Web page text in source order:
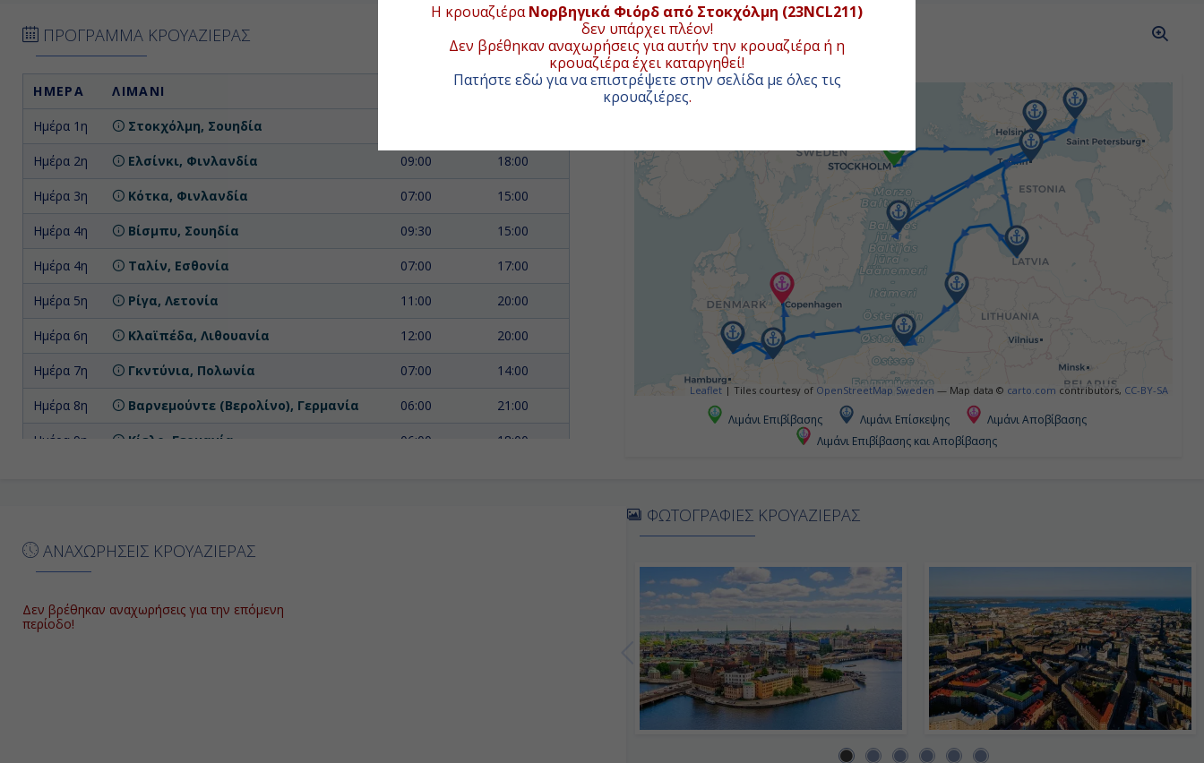
Η κρουαζιέραΝορβηγικά Φιόρδ από Στοκχόλμη (23NCL211)
δεν υπάρχει πλέον!
Δεν βρέθηκαν αναχωρήσεις για αυτήν την κρουαζιέρα ή η
κρουαζιέρα έχει καταργηθεί!
Πατήστε εδώ για να επιστρέψετε στην σελίδα με όλες τις
κρουαζιέρες.
ΠΡΟΓΡΑΜΜΑ ΚΡΟΥΑΖΙΕΡΑΣ
ΗΜΕΡΑ ΛΙΜΑΝΙ ΑΝΑΧΩΡΗΣΗ
Ημέρα 1η Στοκχόλμη, Σουηδία
Ημέρα 2η Ελσίνκι, Φινλανδία 09:00 18:00
Ημέρα 3η Κότκα, Φινλανδία 07:00 15:00
Ημέρα 4η Βίσμπυ, Σουηδία 09:30 15:00
Ημέρα 4η Ταλίν, Εσθονία 07:00 17:00
Ημέρα 5η Ρίγα, Λετονία 11:00 20:00
Ημέρα 6η Κλαϊπέδα, Λιθουανία 12:00 20:00
Ημέρα 7η Γκντύνια, Πολωνία 07:00 14:00
Ημέρα 8η Βαρνεμούντε (Βερολίνο), Γερμανία 06:00 21:00
Ημέρα 9η Κίελο, Γερμανία 06:00 18:00
ΧΑΡΤΗΣ ΚΡΟΥΑΖΙΕΡΑΣ
+
Leaflet | Tiles courtesy of OpenStreetMap Sweden — Map data © carto.com contributors, CC-BY-SA
Λιμάνι Επιβίβασης Λιμάνι Επίσκεψης
Λιμάνι Αποβίβασης
Λιμάνι Επιβίβασης και Αποβίβασης
ΑΝΑΧΩΡΗΣΕΙΣ ΚΡΟΥΑΖΙΕΡΑΣ
Δεν βρέθηκαν αναχωρήσεις για την επόμενη
περίοδο!
ΦΩΤΟΓΡΑΦΙΕΣ ΚΡΟΥΑΖΙΕΡΑΣ